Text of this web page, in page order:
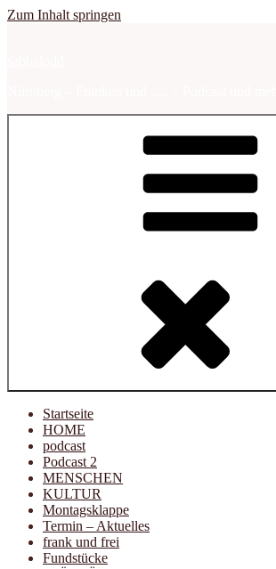
Zum Inhalt springen
Startseite
HOME
podcast
Podcast 2
MENSCHEN
KULTUR
Montagsklappe
Termin – Aktuelles
frank und frei
Fundstücke